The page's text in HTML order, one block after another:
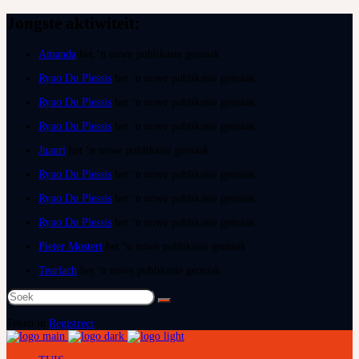
Amanda
Ryno Du Plessis
Ryno Du Plessis
Ryno Du Plessis
Juanri
Ryno Du Plessis
Ryno Du Plessis
Ryno Du Plessis
Pieter Mostert
Tearlach
Soek
na:
Registreer